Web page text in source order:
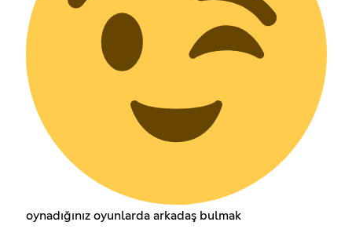
oynadığınız oyunlarda arkadaş bulmak